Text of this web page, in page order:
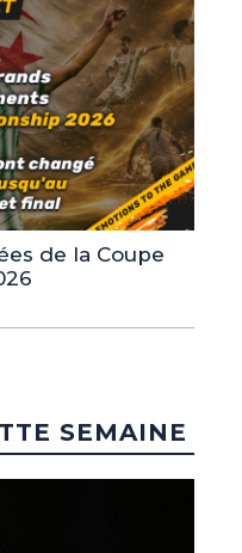
de la Coupe
SEMAINE